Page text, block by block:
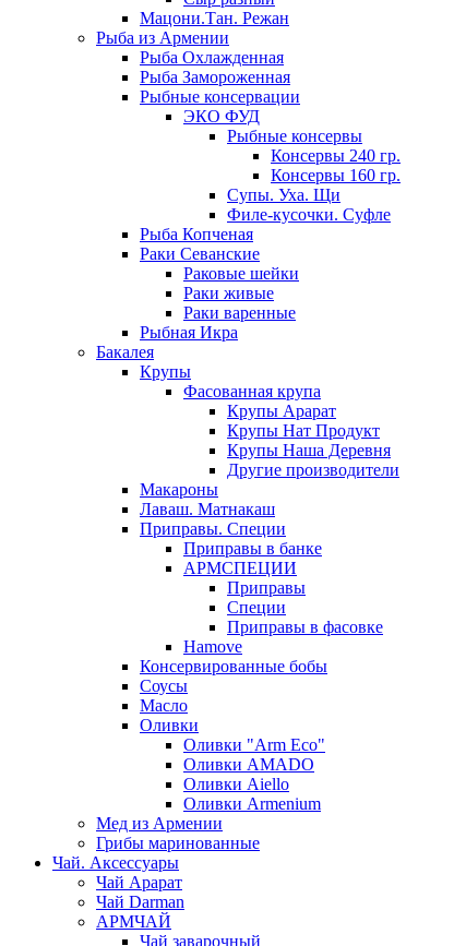
Мацони.Тан. Режан
Рыба из Армении
Рыба Охлажденная
Рыба Замороженная
Рыбные консервации
ЭКО ФУД
Рыбные консервы
Консервы 240 гр.
Консервы 160 гр.
Супы. Уха. Щи
Филе-кусочки. Суфле
Рыба Копченая
Раки Севанские
Раковые шейки
Раки живые
Раки варенные
Рыбная Икра
Бакалея
Крупы
Фасованная крупа
Крупы Арарат
Крупы Нат Продукт
Крупы Наша Деревня
Другие производители
Макароны
Лаваш. Матнакаш
Приправы. Специи
Приправы в банке
АРМСПЕЦИИ
Приправы
Специи
Приправы в фасовке
Hamove
Консервированные бобы
Соусы
Масло
Оливки
Оливки "Arm Eco"
Оливки AMADO
Оливки Aiello
Оливки Armenium
Мед из Армении
Грибы маринованные
Чай. Аксессуары
Чай Арарат
Чай Darman
АРМЧАЙ
Чай заварочный